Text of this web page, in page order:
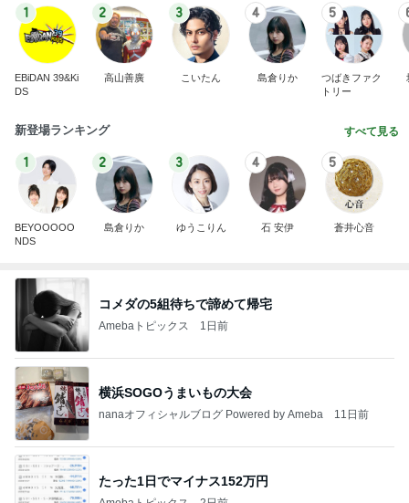
1
EBiDAN 39&Ki
DS
2
高山善廣
3
こいたん
4
島倉りか
5
つばきファク
トリー
新登場ランキング すべて見る
1
BEYOOOOO
NDS
2
島倉りか
3
ゆうこりん
4
石 安伊
5
蒼井心音
コメダの5組待ちで諦めて帰宅
Amebaトピックス 1日前
横浜SOGOうまいもの大会
nanaオフィシャルブログ Powered by Ameba 11日前
たった1日でマイナス152万円